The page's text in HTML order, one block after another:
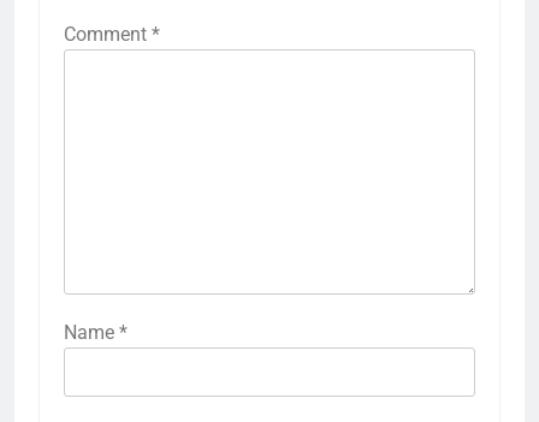
Comment *
Name *